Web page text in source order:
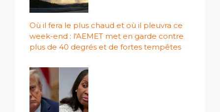
Où il fera le plus chaud et où il pleuvra ce
week-end : l'AEMET met en garde contre
plus de 40 degrés et de fortes tempêtes